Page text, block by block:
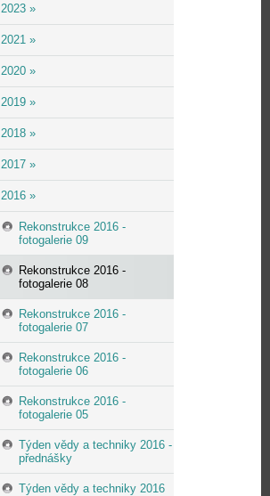
2023 »
2021 »
2020 »
2019 »
2018 »
2017 »
2016 »
Rekonstrukce 2016 -
fotogalerie 09
Rekonstrukce 2016 -
fotogalerie 08
Rekonstrukce 2016 -
fotogalerie 07
Rekonstrukce 2016 -
fotogalerie 06
Rekonstrukce 2016 -
fotogalerie 05
Týden vědy a techniky 2016 -
přednášky
Týden vědy a techniky 2016